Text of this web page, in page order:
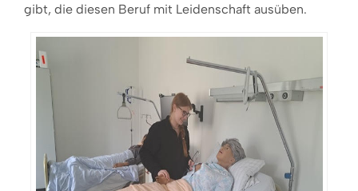
gibt, die diesen Beruf mit Leidenschaft ausüben.